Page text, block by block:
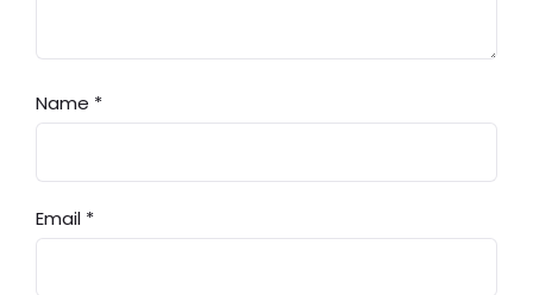
Name *
Email *